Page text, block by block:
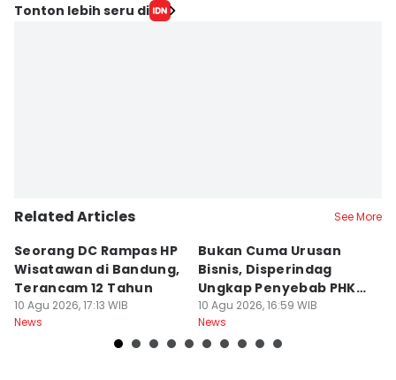
Tonton lebih seru di
Related Articles See More
Seorang DC Rampas HP
Wisatawan di Bandung,
Terancam 12 Tahun
10 Agu 2026, 17:13 WIB
News
Bukan Cuma Urusan
Bisnis, Disperindag
Ungkap Penyebab PHK
Industri di Jabar
10 Agu 2026, 16:59 WIB
News